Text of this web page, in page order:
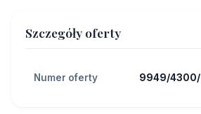
Szczegóły oferty
Numer oferty 9949/4300/